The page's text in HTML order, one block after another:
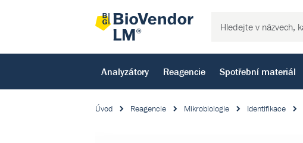
Analyzátory Reagencie Spotřební materiál
Úvod Reagencie Mikrobiologie Identifikace